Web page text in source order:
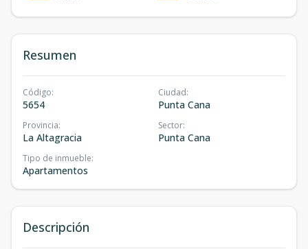
Resumen
Código:
5654
Ciudad:
Punta Cana
Provincia:
La Altagracia
Sector:
Punta Cana
Tipo de inmueble:
Apartamentos
Descripción